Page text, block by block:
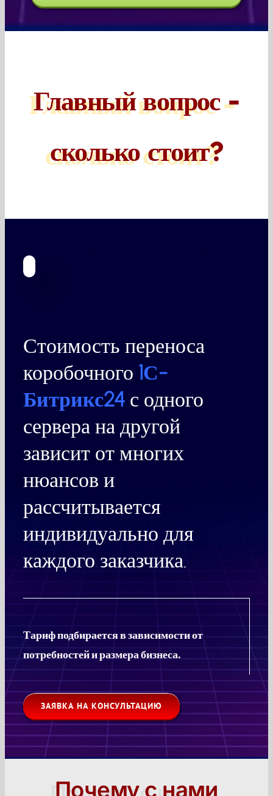
Главный вопрос -
сколько стоит?
Стоимость переноса
коробочного 1С-
Битрикс24 с одного
сервера на другой
зависит от многих
нюансов и
рассчитывается
индивидуально для
каждого заказчика.
Тариф подбирается в зависимости от
потребностей и размера бизнеса.
ЗАЯВКА НА КОНСУЛЬТАЦИЮ
Почему с нами